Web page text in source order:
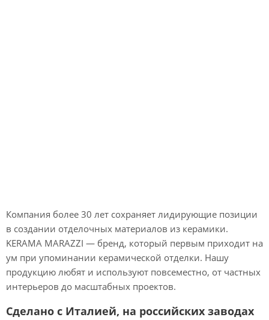
Компания более 30 лет сохраняет лидирующие позиции
в создании отделочных материалов из керамики.
KERAMA MARAZZI — бренд, который первым приходит на
ум при упоминании керамической отделки. Нашу
продукцию любят и используют повсеместно, от частных
интерьеров до масштабных проектов.
Сделано с Италией, на российских заводах